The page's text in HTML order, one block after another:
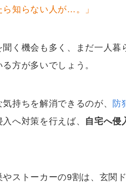
ら知らない人が…。」
聞く機会も多く、まだ一人
方が多いでしょう。
持ちを解消できるのが、 防
へ対策を行えば、 自宅へ侵
ストーカーの9割は、玄関